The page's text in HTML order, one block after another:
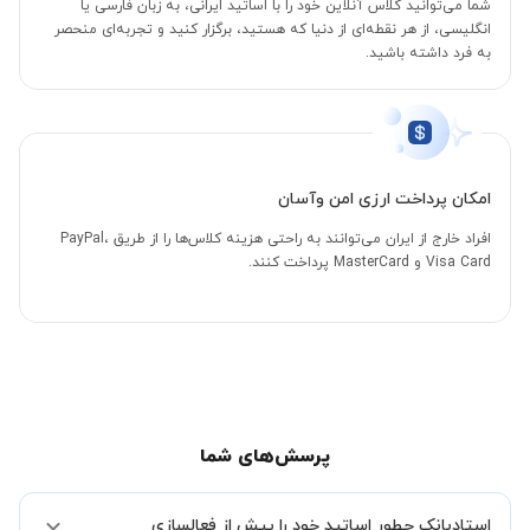
شما می‌توانید کلاس آنلاین خود را با اساتید ایرانی، به زبان فارسی یا
انگلیسی، از هر نقطه‌ای از دنیا که هستید، برگزار کنید و تجربه‌ای منحصر
به فرد داشته باشید.
امکان پرداخت ارزی امن وآسان
افراد خارج از ایران می‌توانند به راحتی هزینه کلاس‌ها را از طریق PayPal،
Visa Card و MasterCard پرداخت کنند.
پرسش‌های شما